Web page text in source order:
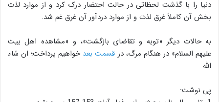
دنیا را با گذشت لحظاتی در حالت احتضار درک کرد و از موارد لذت
بخش آن کاملاً غرق لذت و از موارد دردآور آن غرق غم شد.
به حالات دیگر «توبه و تقاضای بازگشت»، و «مشاهده اهل بیت
علیهم السلام» در هنگام مرگ، در قسمت بعدخواهیم پرداخت؛ ان شاء
الله
پی نوشت: